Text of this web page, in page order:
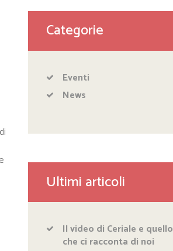
Categorie
Eventi
News
Ultimi articoli
Il video di Ceriale e quello
che ci racconta di noi